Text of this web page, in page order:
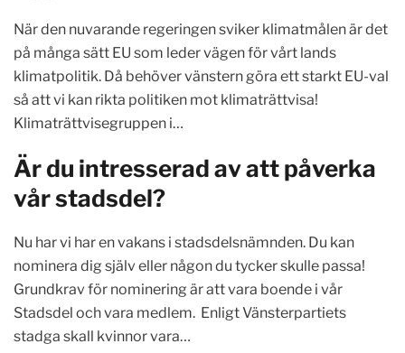
När den nuvarande regeringen sviker klimatmålen är det
på många sätt EU som leder vägen för vårt lands
klimatpolitik. Då behöver vänstern göra ett starkt EU-val
så att vi kan rikta politiken mot klimaträttvisa!
Klimaträttvisegruppen i…
Är du intresserad av att påverka
vår stadsdel?
Nu har vi har en vakans i stadsdelsnämnden. Du kan
nominera dig själv eller någon du tycker skulle passa!
Grundkrav för nominering är att vara boende i vår
Stadsdel och vara medlem. Enligt Vänsterpartiets
stadga skall kvinnor vara…